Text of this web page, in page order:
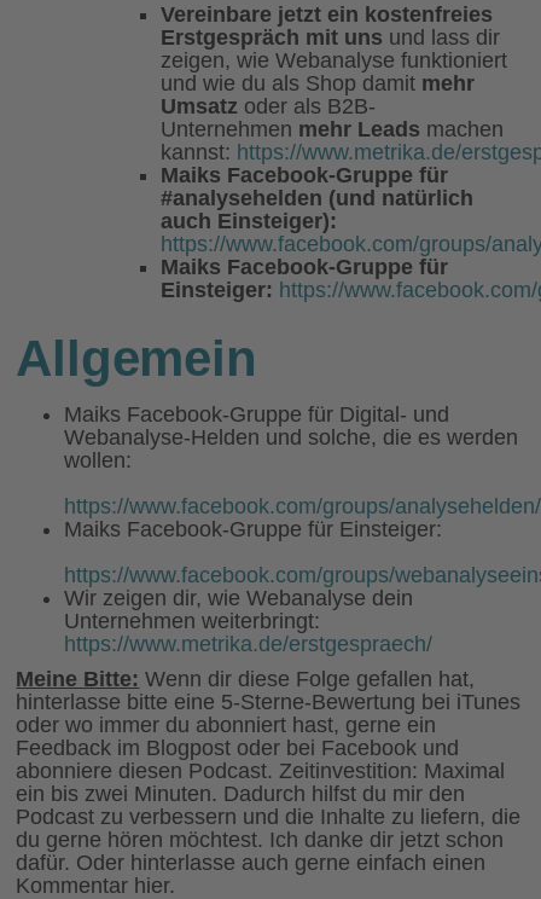
Vereinbare jetzt ein kostenfreies
Erstgespräch mit uns und lass dir
zeigen, wie Webanalyse funktioniert
und wie du als Shop damit mehr
Umsatz oder als B2B-
Unternehmen mehr Leads machen
kannst: https://www.metrika.de/
Maiks Facebook-Gruppe für
#analysehelden (und natürlich
auch Einsteiger):
https://www.facebook.com/groups/
Maiks Facebook-Gruppe für
Einsteiger: https://
Allgemein
Maiks Facebook-Gruppe für Digital- und
Webanalyse-Helden und solche, die es werden
wollen:
https://www.facebook.com/groups/analysehelden/
Maiks Facebook-Gruppe für Einsteiger:
https://www.facebook.com/groups/
Wir zeigen dir, wie Webanalyse dein
Unternehmen weiterbringt:
https://www.metrika.de/erstgespraech/
Meine Bitte: Wenn dir diese Folge gefallen hat,
hinterlasse bitte eine 5-Sterne-Bewertung bei iTunes
oder wo immer du abonniert hast, gerne ein
Feedback im Blogpost oder bei Facebook und
abonniere diesen Podcast. Zeitinvestition: Maximal
ein bis zwei Minuten. Dadurch hilfst du mir den
Podcast zu verbessern und die Inhalte zu liefern, die
du gerne hören möchtest. Ich danke dir jetzt schon
dafür. Oder hinterlasse auch gerne einfach einen
Kommentar hier.